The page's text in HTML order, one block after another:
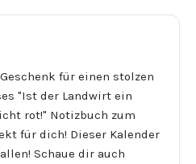
für einen stolzen
"Ist der Landwirt ein
rot!" Notizbuch zum
für dich! Dieser Kalender
Schaue dir auch